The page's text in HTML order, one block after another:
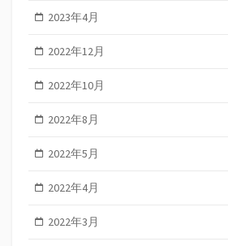
2023年4月
2022年12月
2022年10月
2022年8月
2022年5月
2022年4月
2022年3月